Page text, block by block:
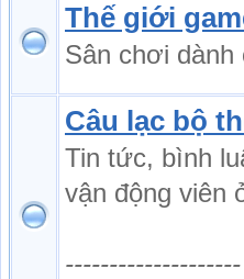
Thế giới
Sân chơi dành
Câu lạc bộ
Tin tức, bình
vận động viên
--------------------